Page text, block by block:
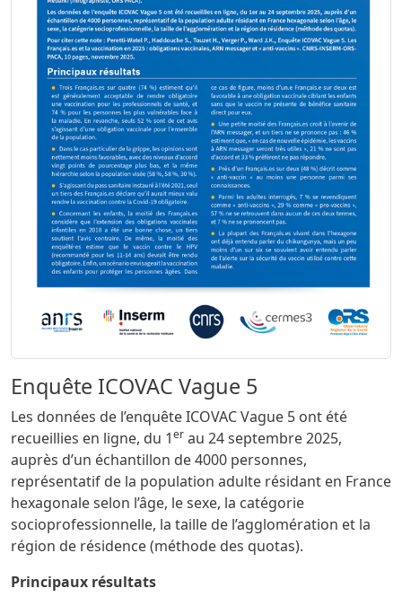
Sous titre
Enquête ICOVAC Vague 5
Les données de l’enquête ICOVAC Vague 5 ont été
recueillies en ligne, du 1er au 24 septembre 2025,
auprès d’un échantillon de 4000 personnes,
représentatif de la population adulte résidant en France
hexagonale selon l’âge, le sexe, la catégorie
socioprofessionnelle, la taille de l’agglomération et la
région de résidence (méthode des quotas).
Principaux résultats